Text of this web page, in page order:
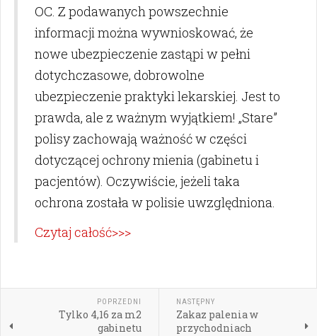
OC. Z podawanych powszechnie
informacji można wywnioskować, że
nowe ubezpieczenie zastąpi w pełni
dotychczasowe, dobrowolne
ubezpieczenie praktyki lekarskiej. Jest to
prawda, ale z ważnym wyjątkiem! „Stare”
polisy zachowają ważność w części
dotyczącej ochrony mienia (gabinetu i
pacjentów). Oczywiście, jeżeli taka
ochrona została w polisie uwzględniona.
Czytaj całość>>>
POPRZEDNI
Tylko 4,16 za m2
gabinetu
NASTĘPNY
Zakaz palenia w
przychodniach